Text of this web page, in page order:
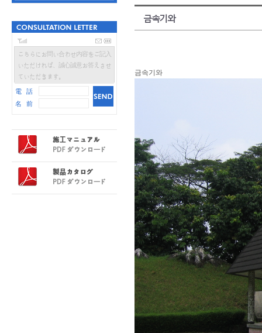
こちらにお問い合わせ内容をご記入
いただければ、誠心誠意お答えさせ
ていただきます。
電 話
名 前
금속기와
금속기와